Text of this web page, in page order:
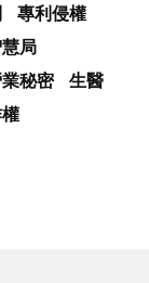
專利侵權
局
秘密
生醫